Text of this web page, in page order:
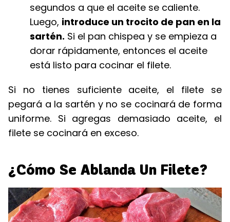
segundos a que el aceite se caliente.
Luego, introduce un trocito de pan en la
sartén. Si el pan chispea y se empieza a
dorar rápidamente, entonces el aceite
está listo para cocinar el filete.
Si no tienes suficiente aceite, el filete se
pegará a la sartén y no se cocinará de forma
uniforme. Si agregas demasiado aceite, el
filete se cocinará en exceso.
¿Cómo Se Ablanda Un Filete?